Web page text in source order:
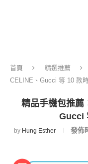
首頁 精選推薦
CELINE、Gucci 等 10 款
精品手機包推薦
Gucci
by Hung Esther 發佈